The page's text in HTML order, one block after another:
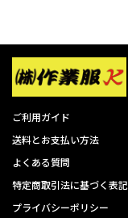
ご利用ガイド
送料とお支払い方法
よくある質問
特定商取引法に基づく表記
プライバシーポリシー